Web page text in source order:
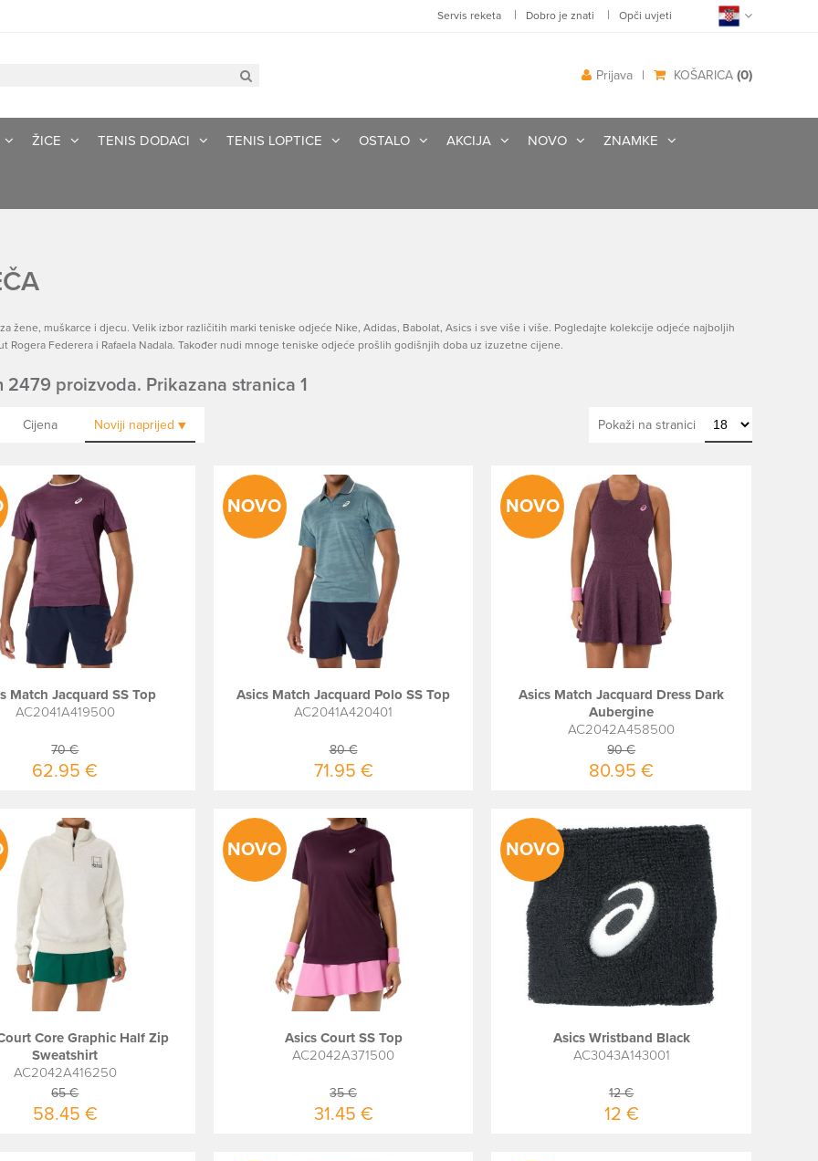
Servis reketa | Dobro je znati | Opči uvjeti
KOŠARICA (0)
|
Prijava
ŽICE TENIS DODACI TENIS LOPTICE OSTALO AKCIJA NOVO ZNAMKE
žene, muškarce i djecu. Velik izbor različitih marki teniske odjeće Nike, Adidas, Babolat, Asics i sve više i više. Pogledajte kolekcije odjeće najboljih
Rogera Federera i Rafaela Nadala. Također nudi mnoge teniske odjeće prošlih godišnjih doba uz izuzetne cijene.
2479 proizvoda. Prikazana stranica 1
Cijena Noviji naprijed Pokaži na stranici
Match Jacquard SS Top
AC2041A419500
70 €
62.95 €
NOVO
Asics Match Jacquard Polo SS Top
AC2041A420401
80 €
71.95 €
NOVO
Asics Match Jacquard Dress Dark
Aubergine
AC2042A458500
90 €
80.95 €
Core Graphic Half Zip
Sweatshirt
AC2042A416250
65 €
58.45 €
NOVO
Asics Court SS Top
AC2042A371500
35 €
31.45 €
NOVO
Asics Wristband Black
AC3043A143001
12 €
12 €